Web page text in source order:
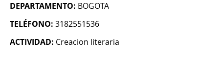
DEPARTAMENTO: BOGOTA
TELÉFONO: 3182551536
ACTIVIDAD: Creacion literaria